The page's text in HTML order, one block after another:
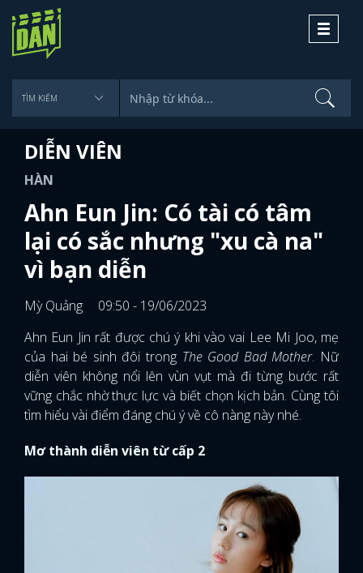
Toggle
DIỄN VIÊN
HÀN
Ahn Eun Jin: Có tài có tâm
lại có sắc nhưng "xu cà na"
vì bạn diễn
Mỳ Quảng
09:50 - 19/06/2023
Ahn Eun Jin rất được chú ý khi vào vai Lee Mi Joo, mẹ
của hai bé sinh đôi trong The Good Bad Mother. Nữ
diễn viên không nổi lên vùn vụt mà đi từng bước rất
vững chắc nhờ thực lực và biết chọn kịch bản. Cùng tôi
tìm hiểu vài điểm đáng chú ý về cô nàng này nhé.
Mơ thành diễn viên từ cấp 2